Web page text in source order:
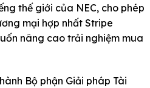
thế giới của NEC, cho phép
mại hợp nhất Stripe
nâng cao trải nghiệm mua
Bộ phận Giải pháp Tài